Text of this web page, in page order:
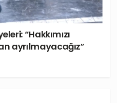
“Hakkımızı
ayrılmayacağız”